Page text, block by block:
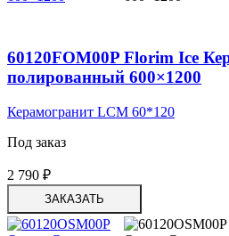
60120FOM00P Florim Ice
полированный 600×1200
Керамогранит LCM 60*120
Под заказ
2 790 ₽
ЗАКАЗАТЬ